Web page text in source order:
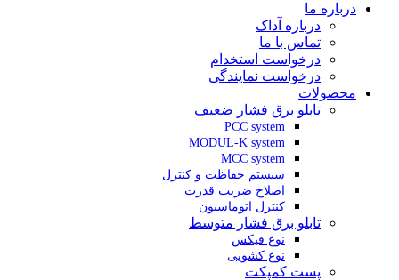
درباره ما
درباره آداک
تماس با ما
درخواست استخدام
درخواست نمایندگی
محصولات
تابلو برق فشار ضعیف
PCC system
MODUL-K system
MCC system
سیستم حفاظت و کنترل
اصلاح ضریب قدرت
کنترل اتوماسیون
تابلو برق فشار متوسط
نوع فیکس
نوع کشویی
پست کمپکت